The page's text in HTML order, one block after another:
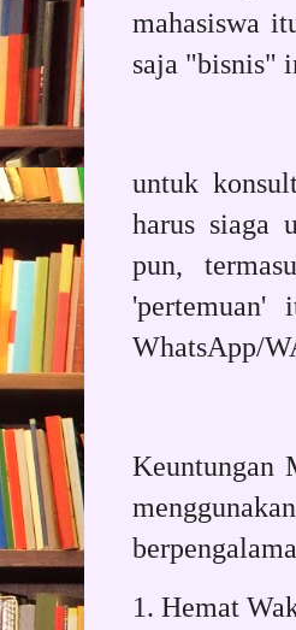
mahasiswa
saja "bisnis"
untuk
harus siaga
pun,
WhatsApp/
Keuntungan
1. Hemat